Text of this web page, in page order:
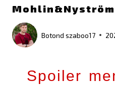
Botond szaboo17
Spoiler